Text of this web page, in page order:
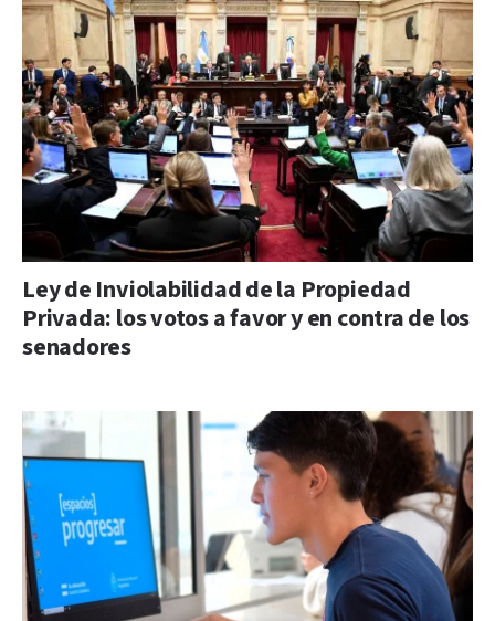
Ley de Inviolabilidad de la Propiedad
Privada: los votos a favor y en contra de los
senadores